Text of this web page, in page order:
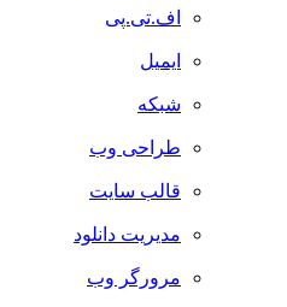
اف.تی.پی
ایمیل
شبکه
طراحی وب
قالب سایت
مدیریت دانلود
مرورگر وب